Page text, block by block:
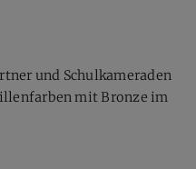
und Schulkameraden
mit Bronze im